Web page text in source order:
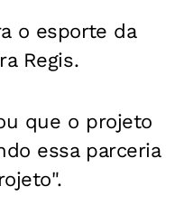
o esporte da
Regis.
que o projeto
essa parceria